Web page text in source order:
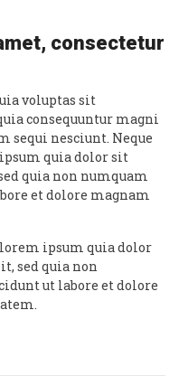
consectetur
voluptas sit
consequuntur magni
sequi nesciunt. Neque
quia dolor sit
quia non numquam
et dolore magnam
ipsum quia dolor
sed quia non
ut labore et dolore